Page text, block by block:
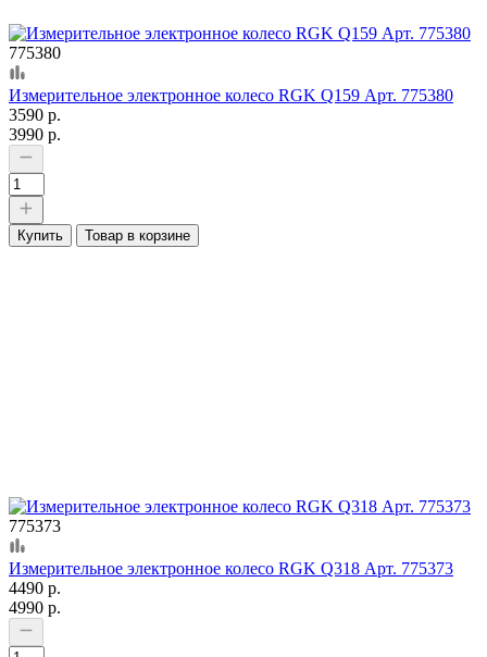
775380
Измерительное электронное колесо RGK Q159 Арт. 775380
3590 р.
3990 р.
Купить Товар в корзине
775373
Измерительное электронное колесо RGK Q318 Арт. 775373
4490 р.
4990 р.